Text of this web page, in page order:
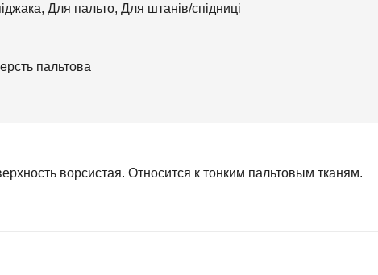
Для пальто, Для штанів/спідниці
пальтова
ворсистая. Относится к тонким пальтовым тканям.